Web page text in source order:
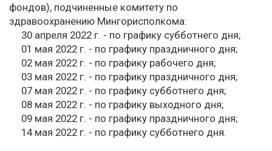
фондов), подчиненные комитету по
здравоохранению Мингорисполкома:
30 апреля 2022 г. - по графику субботнего дня;
01 мая 2022 г. - по графику праздничного дня;
02 мая 2022 г. - по графику рабочего дня;
03 мая 2022 г. - по графику праздничного дня;
07 мая 2022 г. - по графику субботнего дня;
08 мая 2022 г. - по графику выходного дня;
09 мая 2022 г. - по графику праздничного дня;
14 мая 2022 г. - по графику субботнего дня.